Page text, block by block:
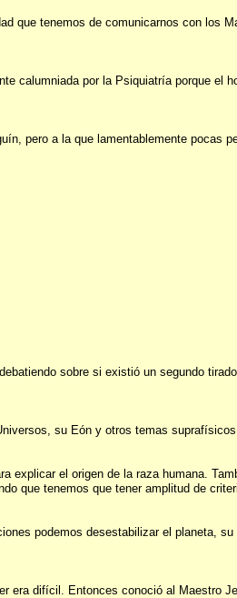
que tenemos de comunicarnos con los
calumniada por la Psiquiatría porque el
pero a la que lamentablemente pocas
sobre si existió un segundo
su Eón y otros temas
el origen de la raza humana.
que tenemos que tener amplitud de
podemos desestabilizar el planeta,
difícil. Entonces conoció al Maestro